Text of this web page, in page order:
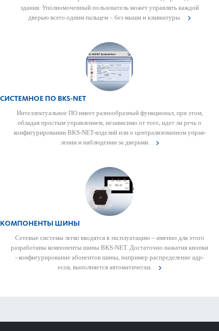
здания. Уполномоченный поль­зователь может управлять каждой
дверью всего одним пальцем – без мыши и клав­иа­туры.
СИСТЕМНОЕ ПО BKS-NET
Интеллектуальное ПО имеет разнообразный функционал, при этом,
обладая про­стым управ­лением, неза­в­исимо от того, идет ли речь о
конфигур­иро­вании BKS-NET-изделий или о централ­и­з­ованном управ­
лении и наблюдении за дверьми.
КОМПОНЕНТЫ ШИНЫ
Сетевые сис­темы легко вводятся в эксплуат­ацию – именно для этого
раз­р­а­ботаны компоненты шины BKS-NET. Дос­тат­очно нажатия кнопки
- конфигур­иро­вание абонентов шины, например распреде­л­ение адр­
есов, вып­олняется автом­ат­ически.